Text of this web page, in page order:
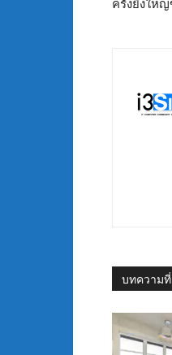
ครั้งยิ่งใหญ่
บทความที่